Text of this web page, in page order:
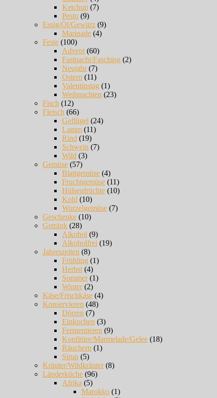
Ketchup (7)
Pesto (9)
Essig/Öl/Gewürz (9)
Marinade (4)
Feste (100)
Advent (60)
Fastnacht/Fasching (2)
Neujahr(7)
Ostern (11)
Valentinstag (1)
Weihnachten (23)
Fisch (12)
Fleisch (66)
Geflügel (24)
Lamm (11)
Rind (19)
Schwein (7)
Wild (3)
Gemüse (57)
Blattgemüse (4)
Fruchtgemüse (11)
Hülsenfrüchte (10)
Kohl (10)
Wurzelgemüse (7)
Geschenke (10)
Getränk (28)
Alkohol (9)
Alkoholfrei (19)
Jahreszeiten (8)
Frühling (1)
Herbst (4)
Sommer(1)
Winter(2)
Käse/Frischkäse (4)
Konservieren (48)
Dörren (7)
Einkochen (3)
Fermentieren (9)
Konfitüre/Marmelade/Gelee (18)
Räuchern (1)
Sirup (5)
Kräuter/Wildkräuter(8)
Länderküche (96)
Afrika (5)
Marokko (1)